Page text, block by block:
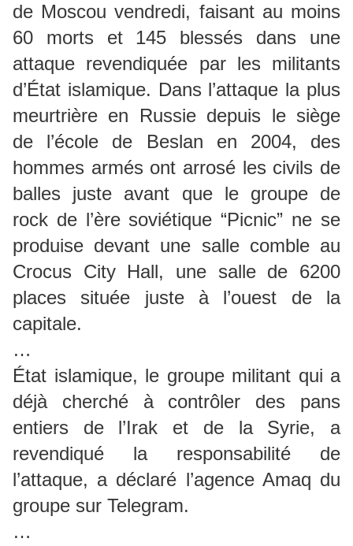
de Moscou vendredi, faisant au moins
60 morts et 145 blessés dans une
attaque revendiquée par les militants
d’État islamique. Dans l’attaque la plus
meurtrière en Russie depuis le siège
de l’école de Beslan en 2004, des
hommes armés ont arrosé les civils de
balles juste avant que le groupe de
rock de l’ère soviétique “Picnic” ne se
produise devant une salle comble au
Crocus City Hall, une salle de 6200
places située juste à l’ouest de la
capitale.
…
État islamique, le groupe militant qui a
déjà cherché à contrôler des pans
entiers de l’Irak et de la Syrie, a
revendiqué la responsabilité de
l’attaque, a déclaré l’agence Amaq du
groupe sur Telegram.
…